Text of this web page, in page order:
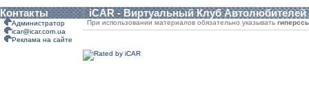
Контакты iCAR - Виртуальный Клуб Автолюбителей
Администратор
icar@icar.com.ua
Реклама на сайте
При использовании материалов обязательно указывать